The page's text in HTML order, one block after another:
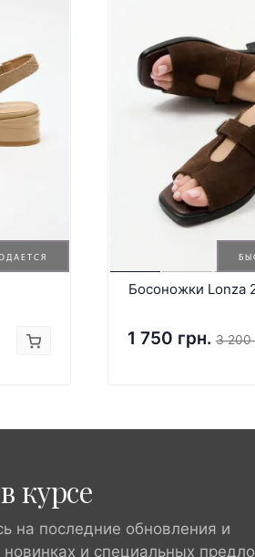
Босоножки Lonza
1 750 грн. 3 200
курсе
на последние обновления и
новинках и специальных